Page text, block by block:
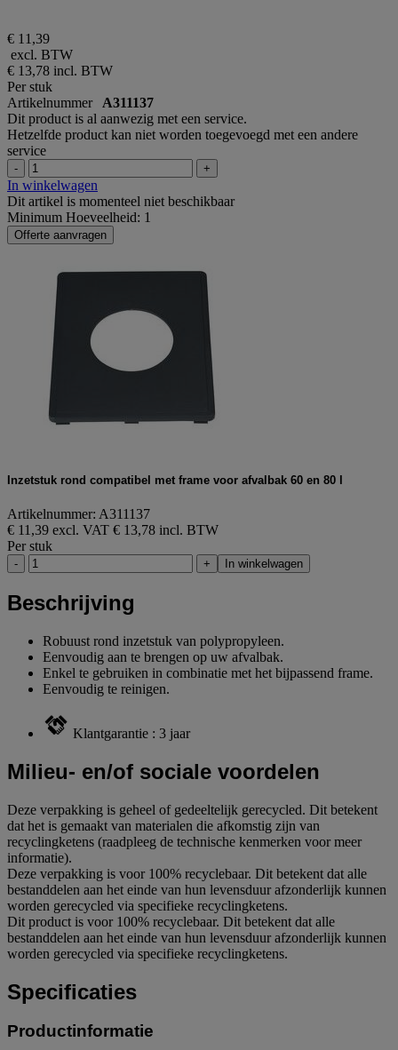
€ 11,39
excl. BTW
€ 13,78 incl. BTW
Per stuk
Artikelnummer A311137
Dit product is al aanwezig met een service.
Hetzelfde product kan niet worden toegevoegd met een andere
service
- +
In winkelwagen
Dit artikel is momenteel niet beschikbaar
Minimum Hoeveelheid: 1
Offerte aanvragen
Inzetstuk rond compatibel met frame voor afvalbak 60 en 80 l
Artikelnummer: A311137
€ 11,39 excl. VAT € 13,78 incl. BTW
Per stuk
- + In winkelwagen
Beschrijving
Robuust rond inzetstuk van polypropyleen.
Eenvoudig aan te brengen op uw afvalbak.
Enkel te gebruiken in combinatie met het bijpassend frame.
Eenvoudig te reinigen.
Klantgarantie : 3 jaar
Milieu- en/of sociale voordelen
Deze verpakking is geheel of gedeeltelijk gerecycled. Dit betekent
dat het is gemaakt van materialen die afkomstig zijn van
recyclingketens (raadpleeg de technische kenmerken voor meer
informatie).
Deze verpakking is voor 100% recyclebaar. Dit betekent dat alle
bestanddelen aan het einde van hun levensduur afzonderlijk kunnen
worden gerecycled via specifieke recyclingketens.
Dit product is voor 100% recyclebaar. Dit betekent dat alle
bestanddelen aan het einde van hun levensduur afzonderlijk kunnen
worden gerecycled via specifieke recyclingketens.
Specificaties
Productinformatie